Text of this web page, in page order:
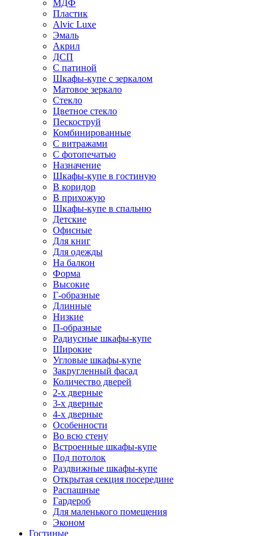
МДФ
Пластик
Alvic Luxe
Эмаль
Акрил
ДСП
С патиной
Шкафы-купе с зеркалом
Матовое зеркало
Стекло
Цветное стекло
Пескоструй
Комбинированные
С витражами
С фотопечатью
Назначение
Шкафы-купе в гостиную
В коридор
В прихожую
Шкафы-купе в спальню
Детские
Офисные
Для книг
Для одежды
На балкон
Форма
Высокие
Г-образные
Длинные
Низкие
П-образные
Радиусные шкафы-купе
Широкие
Угловые шкафы-купе
Закругленный фасад
Количество дверей
2-х дверные
3-х дверные
4-х дверные
Особенности
Во всю стену
Встроенные шкафы-купе
Под потолок
Раздвижные шкафы-купе
Открытая секция посередине
Распашные
Гардероб
Для маленького помещения
Эконом
Гостиные